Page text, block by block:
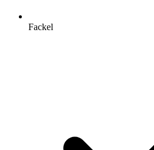
Fackel